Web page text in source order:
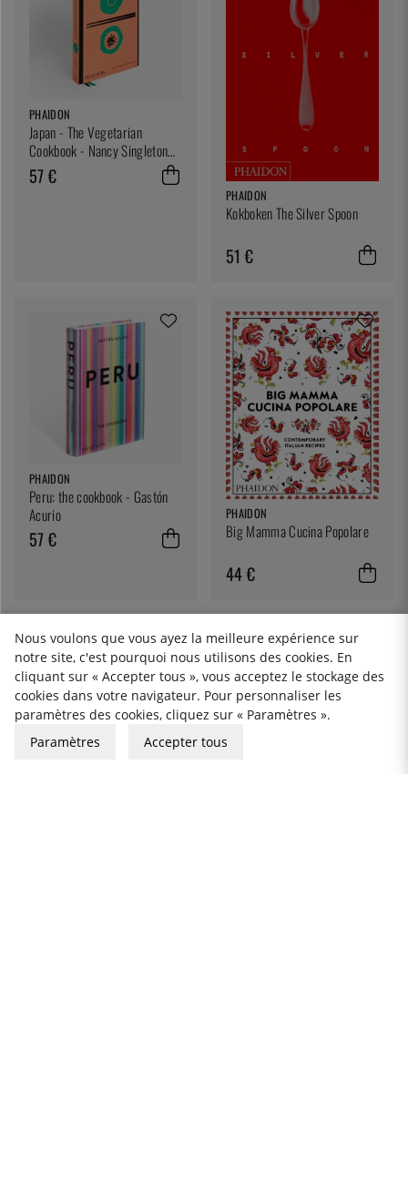
PHAIDON
Japan - The Vegetarian
Cookbook - Nancy Singleton
Hachisu
57 €
PHAIDON
Kokboken The Silver Spoon
51 €
PHAIDON
Peru: the cookbook - Gastón
Acurio
57 €
PHAIDON
Big Mamma Cucina Popolare
44 €
1 2 3
Nous voulons que vous ayez la meilleure expérience sur
notre site, c'est pourquoi nous utilisons des cookies. En
cliquant sur « Accepter tous », vous acceptez le stockage des
cookies dans votre navigateur. Pour personnaliser les
paramètres des cookies, cliquez sur « Paramètres ».
Paramètres
Accepter tous